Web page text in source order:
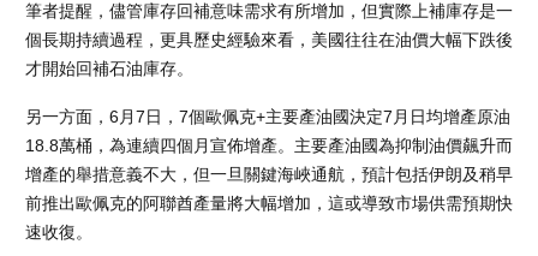
筆者提醒，儘管庫存回補意味需求有所增加，但實際上補庫存是一
個長期持續過程，更具歷史經驗來看，美國往往在油價大幅下跌後
才開始回補石油庫存。
另一方面，6月7日，7個歐佩克+主要產油國決定7月日均增產原油
18.8萬桶，為連續四個月宣佈增產。主要產油國為抑制油價飆升而
增產的舉措意義不大，但一旦關鍵海峽通航，預計包括伊朗及稍早
前推出歐佩克的阿聯酋產量將大幅增加，這或導致市場供需預期快
速收復。